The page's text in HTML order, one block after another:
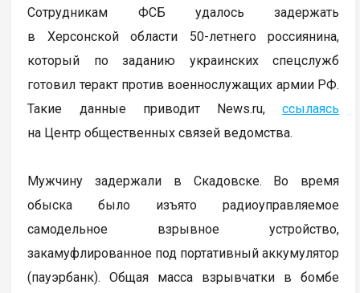
Сотрудникам ФСБ удалось задержать
в Херсонской области 50-летнего россиянина,
который по заданию украинских спецслужб
готовил теракт против военнослужащих армии РФ.
Такие данные приводит News.ru,ссылаясь
на Центр общественных связей ведомства.
Мужчину задержали в Скадовске. Во время
обыска было изъято радиоуправляемое
самодельное взрывное устройство,
закамуфлированное под портативный аккумулятор
(пауэрбанк). Общая масса взрывчатки в бомбе